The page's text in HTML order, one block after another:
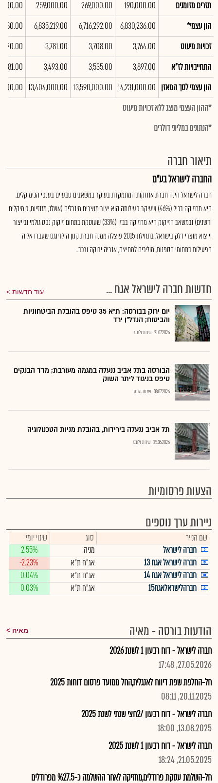
תזרים מזומנים
190,000.00
269,000.00
259,000.00
הון עצמי*
6,830,236.00
6,716,292.00
6,835,219.00
זכויות מיעוט
3,764.00
3,708.00
3,781.00
התחייבויות לז"א
3,897.00
3,535.00
3,493.00
4,181.00
הון עצמי לסך המאזן 14,231,000.00
13,590,000.00
13,404,000.00
*ההון העצמי מוצג ללא זכויות מיעוט
*הנתונים במליוני דולרים
תיאור חברה
החברה לישראל בע"מ
חברה לישראל הינה חברת אחזקות המתמקדת בעיקר במשאבים טבעיים בענפי הכימיקלים.
היא מחזיקה בכיל (46%) שעיקר פעילותה הוא יצור מוצרים מינרלים (אשלג, מגנזיום, כימיקלים
ודשנים) ובמשאב הזיקוק היא מחזיקה בבזן (33%) שעוסקת בתחום זיקוק נפט גולמי ובייצור
וייצוא מוצרי דלק בישראל. בתחילת 2015 פוצלה ממנה חברת קנון הולדינגס שעברו אליה
הפעילות בתחומי הספנות, מוליכים למחיצה, אנריה ירוקה ורכב..
חדשות חברה לישראל אגח ... עוד חדשות
יום ירוק בבורסה: ת"א 35 טיפס בהובלת הביטחוניות
והביטוח; הנדל"ן ירד
21.07.2026 שירות גלובס
הבורסה בתל אביב ננעלה במגמה מעורבת; מדד הבנקים
טיפס בניגוד ליתר השוק
08.07.2026 שירות גלובס
תל אביב ננעלה בירידות, בהובלת מניות הטכנולוגיה
25.06.2026 שירות גלובס
הצעות פרסומיות
ניירות ערך נוספים
שם הנייר סוג
שינוי יומי
חברה לישראל
מניה
2.55%
חברה לישראל אגח 13
אג"ח ת"א
-2.23%
חברה לישראל אגח 14
אג"ח ת"א
0.04%
חברהלישראלאגח15
אג"ח ת"א 0.03%
הודעות בורסה - מאיה מאיה
חברה לישראל - דוח רבעון 1 לשנת 2026
27.05.2026, 17:48
חל-החלפת שפת דיווח לאנגלית,החל ממועד פרסום דוחות 2025
20.11.2025, 08:11
חברה לישראל - דוח רבעון /2חצי שנתי לשנת 2025
13.08.2025, 18:00
חברה לישראל - דוח רבעון 1 לשנת 2025
21.05.2025, 18:24
חל-השלמת עסקת פרודלים,מחזיקה לאחר ההשלמה כ-%27.5 מפרודלים